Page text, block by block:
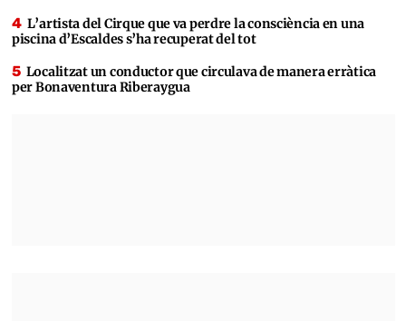
L’artista del Cirque que va perdre la consciència en una
piscina d’Escaldes s’ha recuperat del tot
Localitzat un conductor que circulava de manera erràtica
per Bonaventura Riberaygua